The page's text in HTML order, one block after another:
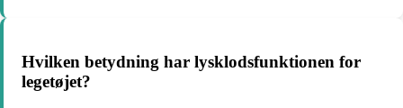
Hvilken betydning har lysklodsfunktionen for
legetøjet?